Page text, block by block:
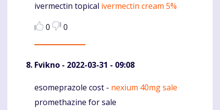
Komentaras
ivermectin topical ivermectin cream 5%
0
0
Fvikno - 2022-03-31 - 09:08
Komentaras
esomeprazole cost - nexium 40mg sale
promethazine for sale